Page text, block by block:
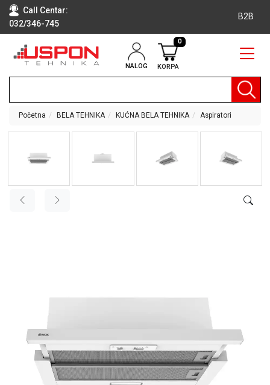
Call Centar:
032/346-745
B2B
NALOG KORPA
0
RAČUNARI
TEHNIKA
OPREMA
AUDIO,
VIDEO
MOBILNI I
FIKSNI
TELEFONI
Početna BELA TEHNIKA KUĆNA BELA TEHNIKA Aspiratori